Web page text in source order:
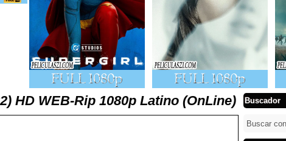
HD WEB-Rip 1080p Latino (OnLine) Buscador